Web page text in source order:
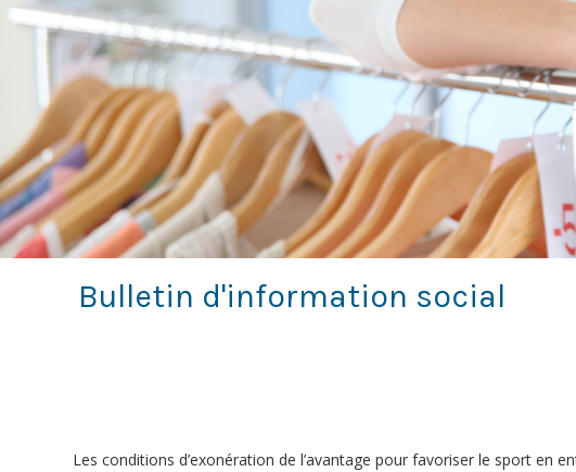
Bulletin d'information social
Les conditions d’exonération de l’avantage pour favoriser le sport en